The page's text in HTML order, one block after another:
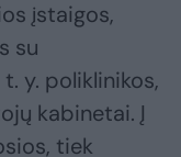
įstaigos,
su
y. poliklinikos,
kabinetai. Į
tiek